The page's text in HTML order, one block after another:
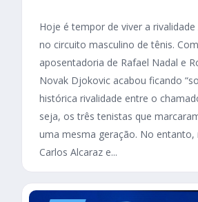
Hoje é tempor de viver a rivalidade
no circuito masculino de tênis.
aposentadoria de Rafael Nadal e
Novak Djokovic acabou ficando
histórica rivalidade entre o
seja, os três tenistas que
uma mesma geração. No entanto,
Carlos Alcaraz e...